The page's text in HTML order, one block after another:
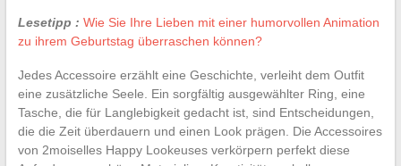
Lesetipp : Wie Sie Ihre Lieben mit einer humorvollen Animation
zu ihrem Geburtstag überraschen können?
Jedes Accessoire erzählt eine Geschichte, verleiht dem Outfit
eine zusätzliche Seele. Ein sorgfältig ausgewählter Ring, eine
Tasche, die für Langlebigkeit gedacht ist, sind Entscheidungen,
die die Zeit überdauern und einen Look prägen. Die Accessoires
von 2moiselles Happy Lookeuses verkörpern perfekt diese